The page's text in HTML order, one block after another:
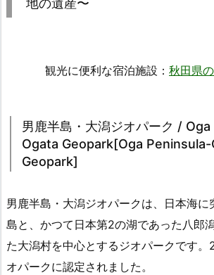
地の遺産〜
観光に便利な宿泊施設： 秋田県
男鹿半島・大潟ジオパーク /
Ogata Geopark[Oga Peninsula-
Geopark]
男鹿半島・大潟ジオパークは、日本海に
島と、かつて日本第2の湖であった八郎
た大潟村を中心とするジオパークです。
オパークに認定されました。